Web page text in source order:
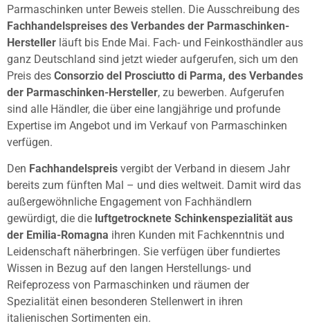
Parmaschinken unter Beweis stellen. Die Ausschreibung des
Fachhandelspreises des Verbandes der Parmaschinken-
Hersteller läuft bis Ende Mai. Fach- und Feinkosthändler aus
ganz Deutschland sind jetzt wieder aufgerufen, sich um den
Preis des Consorzio del Prosciutto di Parma, des Verbandes
der Parmaschinken-Hersteller, zu bewerben. Aufgerufen
sind alle Händler, die über eine langjährige und profunde
Expertise im Angebot und im Verkauf von Parmaschinken
verfügen.
Den Fachhandelspreis vergibt der Verband in diesem Jahr
bereits zum fünften Mal – und dies weltweit. Damit wird das
außergewöhnliche Engagement von Fachhändlern
gewürdigt, die die luftgetrocknete Schinkenspezialität aus
der Emilia-Romagna ihren Kunden mit Fachkenntnis und
Leidenschaft näherbringen. Sie verfügen über fundiertes
Wissen in Bezug auf den langen Herstellungs- und
Reifeprozess von Parmaschinken und räumen der
Spezialität einen besonderen Stellenwert in ihren
italienischen Sortimenten ein.